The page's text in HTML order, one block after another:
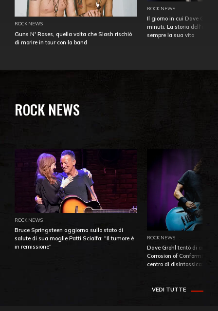
ROCK NEWS
Guns N' Roses, quella volta che Slash rischiò
di morire in tour con la band
ROCK NEWS
Il giorno in cui Dave
minuti. La storia
sempre la sua vita
ROCK NEWS
ROCK NEWS
Bruce Springsteen aggiorna sullo stato di
salute di sua moglie Patti Scialfa: "Il tumore è
in remissione"
ROCK NEWS
Dave Grohl tentò di
Corrosion of Conformity
centro di
VEDI TUTTE